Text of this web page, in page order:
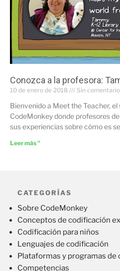
Conozca a la profesora:
10 de enero de 2018 Sin
Bienvenido a Meet the Teacher,
CodeMonkey donde profesores
sus experiencias sobre cómo es
Leer más "
CATEGORÍAS
Sobre CodeMonkey
Conceptos de codificación
Codificación para niños
Lenguajes de codificación
Plataformas y programas de
Competencias